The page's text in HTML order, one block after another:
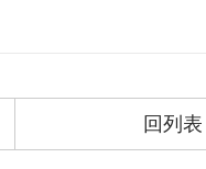
回列表